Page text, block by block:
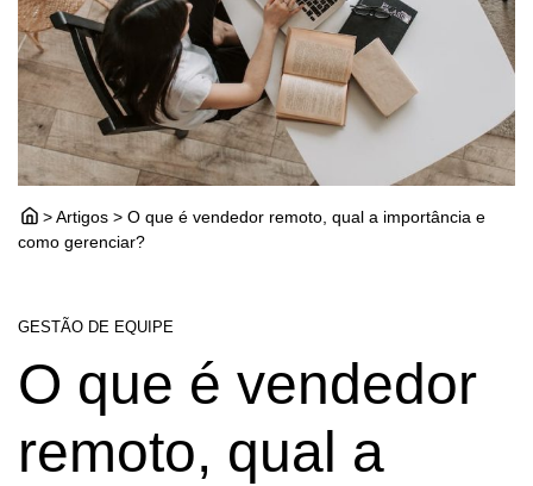
> Artigos > O que é vendedor remoto, qual a importância e
como gerenciar?
GESTÃO DE EQUIPE
O que é vendedor
remoto, qual a